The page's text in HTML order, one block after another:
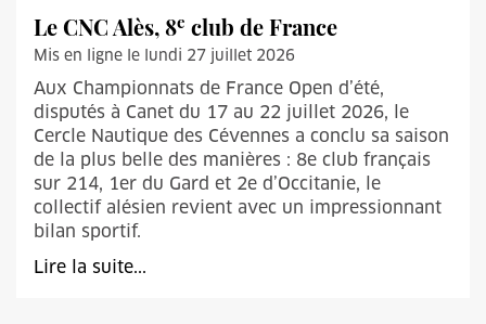
Le CNC Alès, 8e club de France
Mis en ligne le lundi 27 juillet 2026
Aux Championnats de France Open d’été,
disputés à Canet du 17 au 22 juillet 2026, le
Cercle Nautique des Cévennes a conclu sa saison
de la plus belle des manières : 8e club français
sur 214, 1er du Gard et 2e d’Occitanie, le
collectif alésien revient avec un impressionnant
bilan sportif.
Lire la suite...